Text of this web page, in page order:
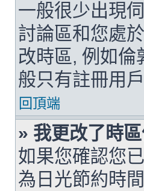
一般很少出現
討論區和您處
改時區, 例如倫
般只有註冊用
回頂端
» 我更改了時
如果您確認您
為日光節約時